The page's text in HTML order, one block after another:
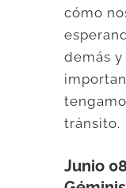
cómo
demás
tránsito.
Junio